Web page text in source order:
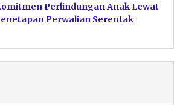
Perlindungan Anak Lewat
Perwalian Serentak